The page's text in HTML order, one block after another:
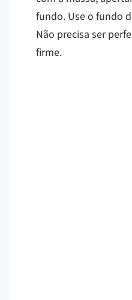
fundo. Use o fundo
Não precisa ser
firme.